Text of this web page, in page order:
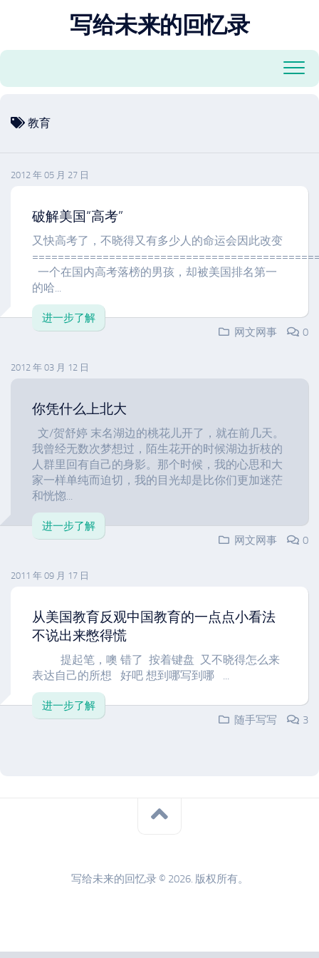
容
写给未来的回忆录
教育
2012 年 05 月 27 日
破解美国“高考”
又快高考了，不晓得又有多少人的命运会因此改变
一个在国内高考落榜的男孩，却被美国排名第一
的哈...
进一步了解
网文网事
0
2012 年 03 月 12 日
你凭什么上北大
文/贺舒婷 末名湖边的桃花儿开了，就在前几天。
我曾经无数次梦想过，陌生花开的时候湖边折枝的
人群里回有自己的身影。那个时候，我的心思和大
家一样单纯而迫切，我的目光却是比你们更加迷茫
和恍惚...
进一步了解
网文网事
0
2011 年 09 月 17 日
从美国教育反观中国教育的一点点小看法
不说出来憋得慌
提起笔，噢 错了 按着键盘 又不晓得怎么来
表达自己的所想 好吧 想到哪写到哪 ...
进一步了解
随手写写
3
写给未来的回忆录 © 2026. 版权所有。